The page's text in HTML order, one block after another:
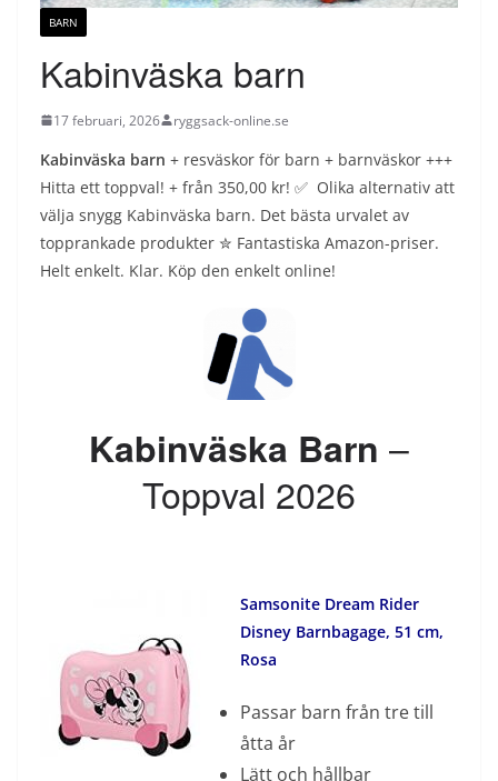
BARN
Kabinväska barn
17 februari, 2026 ryggsack-online.se
Kabinväska barn + resväskor för barn + barnväskor +++
Hitta ett toppval! + från 350,00 kr! ✅ Olika alternativ att
välja snygg Kabinväska barn. Det bästa urvalet av
topprankade produkter ✮ Fantastiska Amazon-priser.
Helt enkelt. Klar. Köp den enkelt online!
Kabinväska Barn –
Toppval 2026
Samsonite Dream Rider
Disney Barnbagage, 51 cm,
Rosa
Passar barn från tre till
åtta år
Lätt och hållbar